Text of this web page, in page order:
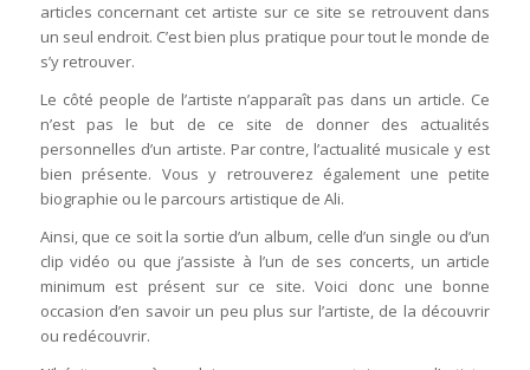
articles concernant cet artiste sur ce site se retrouvent dans
un seul endroit. C’est bien plus pratique pour tout le monde de
s’y retrouver.
Le côté people de l’artiste n’apparaît pas dans un article. Ce
n’est pas le but de ce site de donner des actualités
personnelles d’un artiste. Par contre, l’actualité musicale y est
bien présente. Vous y retrouverez également une petite
biographie ou le parcours artistique de Ali.
Ainsi, que ce soit la sortie d’un album, celle d’un single ou d’un
clip vidéo ou que j’assiste à l’un de ses concerts, un article
minimum est présent sur ce site. Voici donc une bonne
occasion d’en savoir un peu plus sur l’artiste, de la découvrir
ou redécouvrir.